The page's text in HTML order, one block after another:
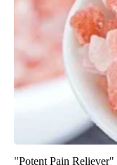
"Potent Pain